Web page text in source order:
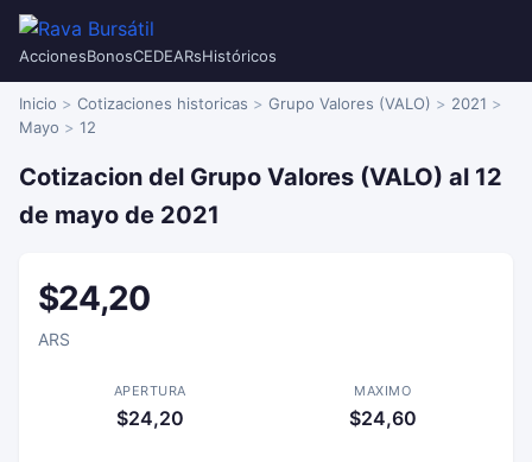
AccionesBonosCEDEARsHistóricos
Inicio Cotizaciones historicas Grupo Valores (VALO)
2021
Mayo
12
Cotizacion del Grupo Valores (VALO) al 12
de mayo de 2021
$24,20
ARS
APERTURA
$24,20
MAXIMO
$24,60